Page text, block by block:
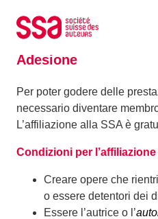
Adesione
Per poter godere delle
necessario diventare
L’affiliazione alla SSA è
Condizioni per l’affiliazione
Creare opere che
o essere detentori dei
Essere l’autrice o l’